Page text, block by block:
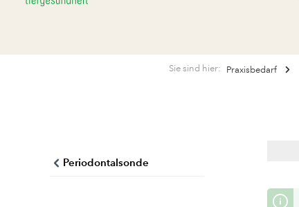
Sie sind hier: Praxisbedarf
Periodontalsonde